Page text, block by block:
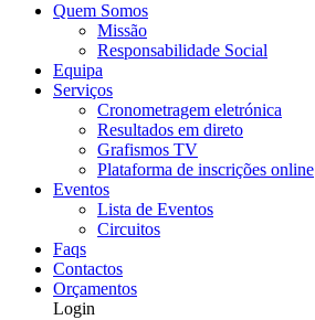
Quem Somos
Missão
Responsabilidade Social
Equipa
Serviços
Cronometragem eletrónica
Resultados em direto
Grafismos TV
Plataforma de inscrições online
Eventos
Lista de Eventos
Circuitos
Faqs
Contactos
Orçamentos
Login